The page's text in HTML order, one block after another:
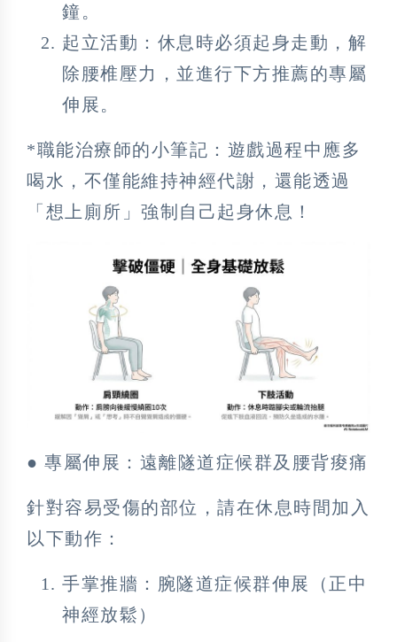
鐘。
起立活動：休息時必須起身走動，解
除腰椎壓力，並進行下方推薦的專屬
伸展。
*職能治療師的小筆記：遊戲過程中應多
喝水，不僅能維持神經代謝，還能透過
「想上廁所」強制自己起身休息！
● 專屬伸展：遠離隧道症候群及腰背痠痛
針對容易受傷的部位，請在休息時間加入
以下動作：
手掌推牆：腕隧道症候群伸展（正中
神經放鬆）